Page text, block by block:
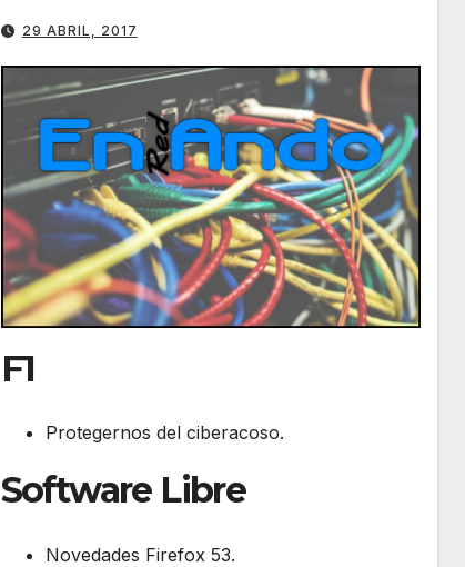
29 ABRIL, 2017
F1
Protegernos del ciberacoso.
Software Libre
Novedades Firefox 53.